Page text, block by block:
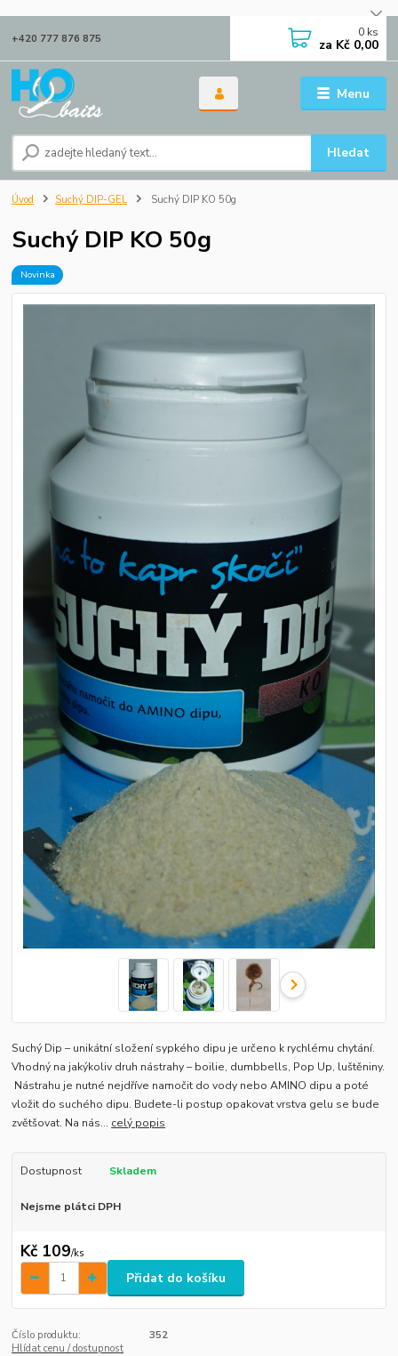
Menu
Hledat
+420 777 876 875 0 ks
za Kč 0,00
Úvod Suchý DIP-GEL Suchý DIP KO 50g
Suchý DIP KO 50g
Novinka
Suchý Dip – unikátní složení sypkého dipu je určeno k rychlému chytání.
Vhodný na jakýkoliv druh nástrahy – boilie, dumbbells, Pop Up, luštěniny.
Nástrahu je nutné nejdříve namočit do vody nebo AMINO dipu a poté
vložit do suchého dipu. Budete-li postup opakovat vrstva gelu se bude
zvětšovat. Na nás... celý popis
Dostupnost Skladem
Nejsme plátci DPH
Kč 109/ks
Přidat do košíku
Číslo produktu:
352
Hlídat cenu / dostupnost